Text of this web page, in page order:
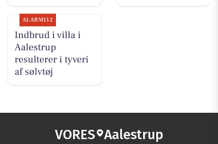
ALARM112
Indbrud i villa i
Aalestrup
resulterer i tyveri
af sølvtøj
VORES Aalestrup